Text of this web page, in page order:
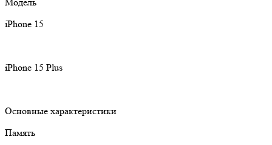
iPhone 15
iPhone 15 Plus
Основные характеристики
Память